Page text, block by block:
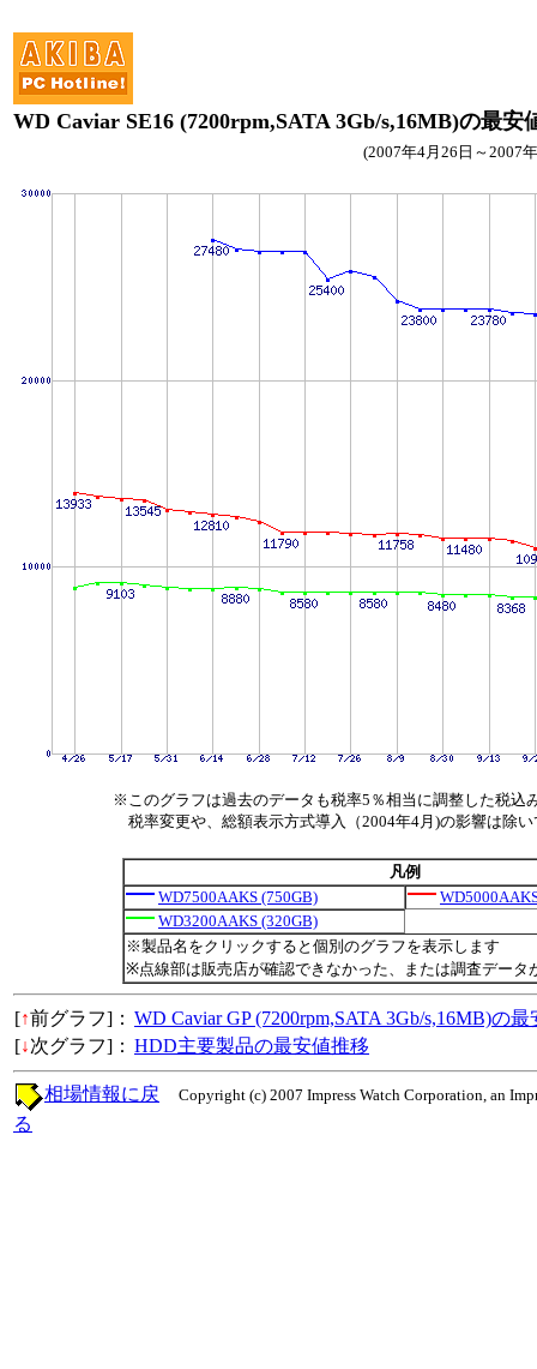
WD Caviar SE16 (7200rpm,SATA 3Gb/s,16MB)の最安
(2007年4月26日～2007
※このグラフは過去のデータも税率5％相当に調整した税込
税率変更や、総額表示方式導入（2004年4月)の影響は除い
凡例
WD7500AAKS (750GB)
WD3200AAKS (320GB)
※製品名をクリックすると個別のグラフを表示します
※点線部は販売店が確認できなかった、または調査データ
[↑前グラフ]： WD Caviar GP (7200rpm,SATA 3Gb/s,16MB)の
[↓次グラフ]： HDD主要製品の最安値推移
Copyright (c) 2007 Impress Watch Corporation, an
相場情報に戻
る